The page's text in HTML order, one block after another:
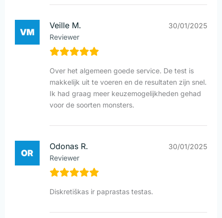
Veille M.
Reviewer
30/01/2025
Over het algemeen goede service. De test is
makkelijk uit te voeren en de resultaten zijn snel.
Ik had graag meer keuzemogelijkheden gehad
voor de soorten monsters.
Odonas R.
Reviewer
30/01/2025
Diskretiškas ir paprastas testas.